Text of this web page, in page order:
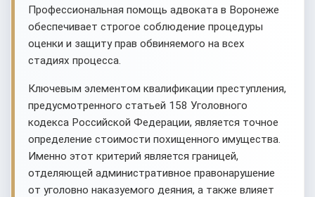
Профессиональная помощь адвоката в Воронеже
обеспечивает строгое соблюдение процедуры
оценки и защиту прав обвиняемого на всех
стадиях процесса.
Ключевым элементом квалификации преступления,
предусмотренного статьей 158 Уголовного
кодекса Российской Федерации, является точное
определение стоимости похищенного имущества.
Именно этот критерий является границей,
отделяющей административное правонарушение
от уголовно наказуемого деяния, а также влияет